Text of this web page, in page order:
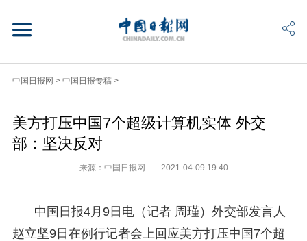
中国日报网 > 中国日报专稿 >
美方打压中国7个超级计算机实体 外交
部：坚决反对
来源：中国日报网 2021-04-09 19:40
中国日报4月9日电（记者 周瑾）外交部发言人
赵立坚9日在例行记者会上回应美方打压中国7个超